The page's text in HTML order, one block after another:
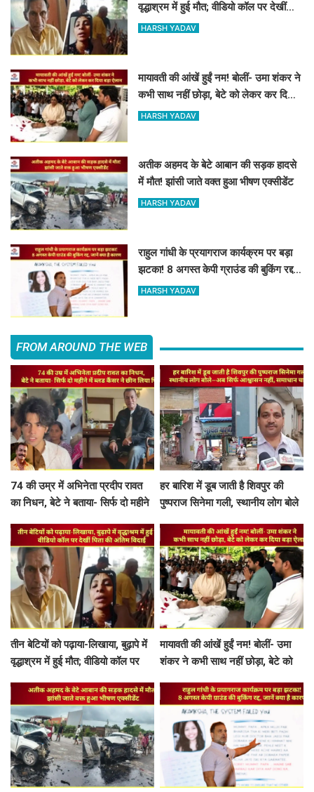
वृद्धाश्रम में हुई मौत; वीडियो कॉल पर देखीं
पिता की अंतिम विदाई
HARSH YADAV
मायावती की आंखें हुईं नम! बोलीं- उमा शंकर ने
कभी साथ नहीं छोड़ा, बेटे को लेकर कर दिया
बड़ा ऐलान
HARSH YADAV
अतीक अहमद के बेटे आबान की सड़क हादसे
में मौत! झांसी जाते वक्त हुआ भीषण एक्सीडेंट
HARSH YADAV
राहुल गांधी के प्रयागराज कार्यक्रम पर बड़ा
झटका! 8 अगस्त केपी ग्राउंड की बुकिंग रद्द,
जानें क्या है कारण
HARSH YADAV
FROM AROUND THE WEB
74 की उम्र में अभिनेता प्रदीप रावत
का निधन, बेटे ने बताया- सिर्फ दो महीने
हर बारिश में डूब जाती है शिवपुर की
पुष्पराज सिनेमा गली, स्थानीय लोग बोले
चाहिए
तीन बेटियों को पढ़ाया-लिखाया, बुढ़ापे में
वृद्धाश्रम में हुई मौत; वीडियो कॉल पर
मायावती की आंखें हुईं नम! बोलीं- उमा
शंकर ने कभी साथ नहीं छोड़ा, बेटे को